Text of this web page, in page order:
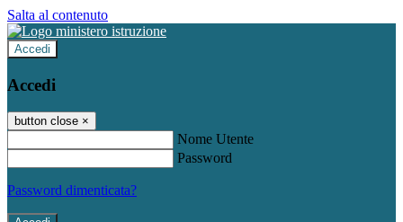
Salta al contenuto
Accedi
Accedi
button close ×
Nome Utente
Password
Password dimenticata?